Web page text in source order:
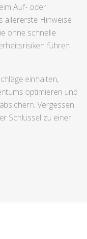
Auf- oder
allererste Hinweise
ohne schnelle
führen
einhalten,
optimieren und
Vergessen
Schlüssel zu einer